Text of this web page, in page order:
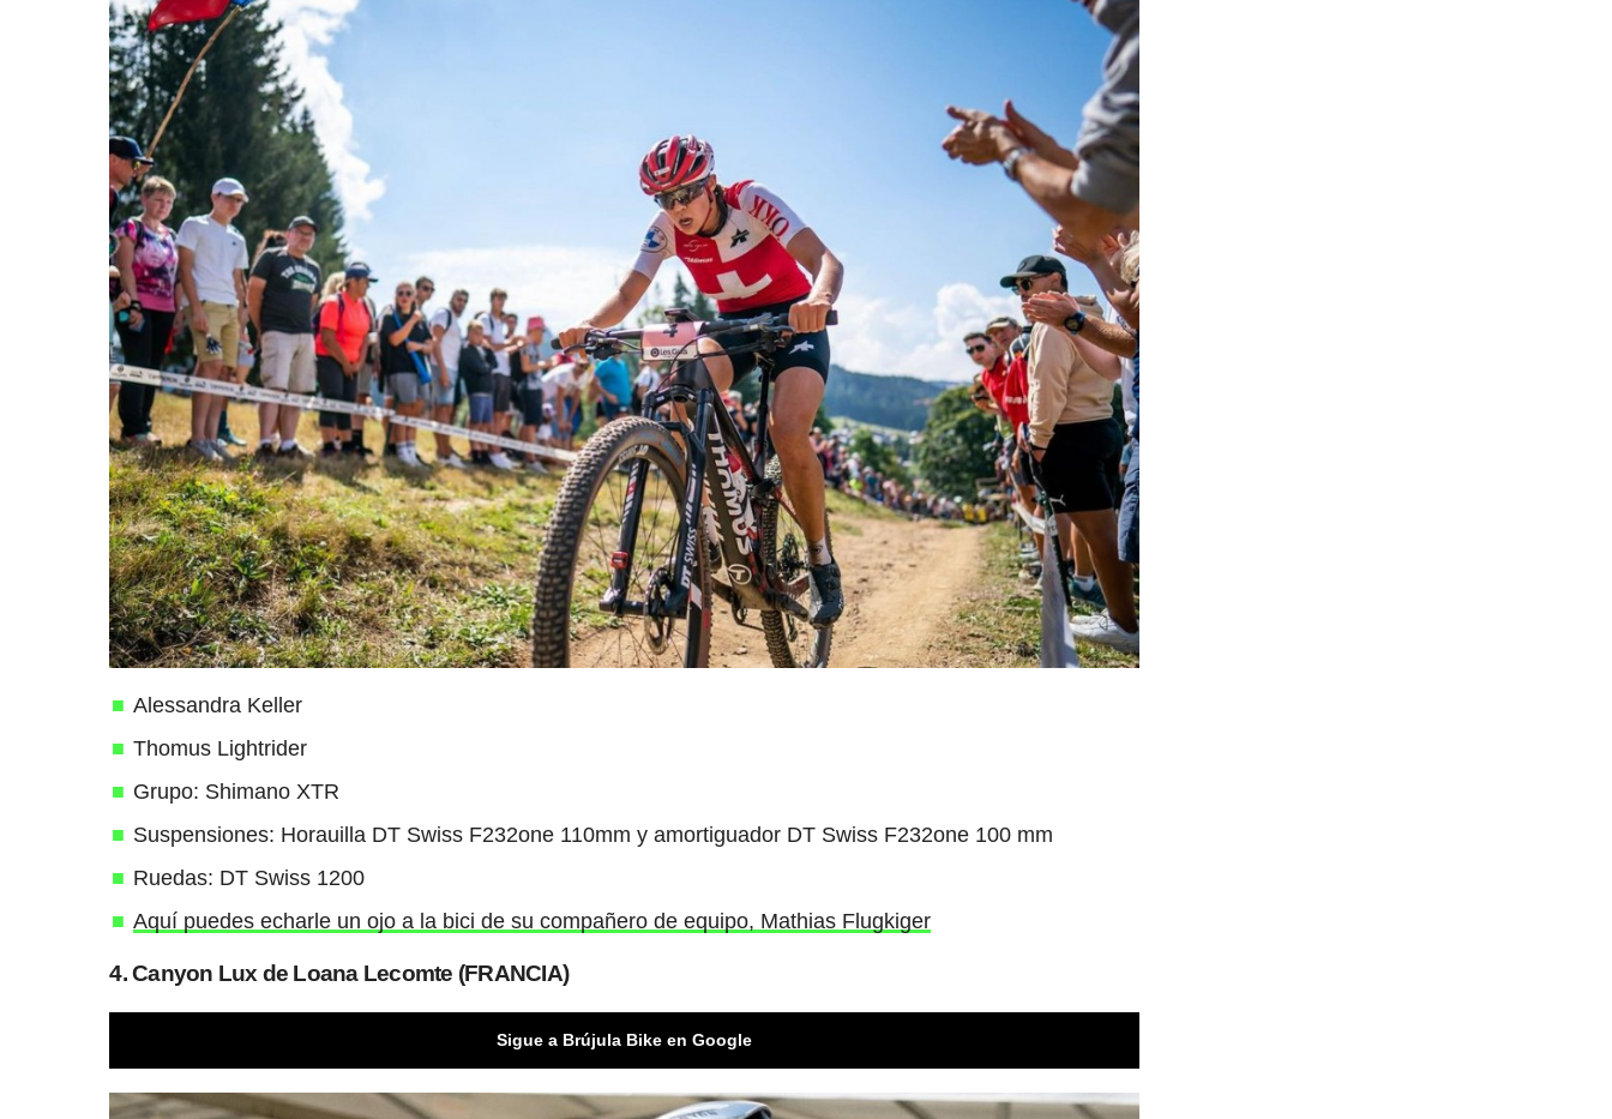
Alessandra Keller
Thomus Lightrider
Grupo: Shimano XTR
Suspensiones: Horauilla DT Swiss F232one 110mm y amortiguador DT Swiss F232one 100 mm
Ruedas: DT Swiss 1200
Aquí puedes echarle un ojo a la bici de su compañero de equipo, Mathias Flugkiger
4. Canyon Lux de Loana Lecomte (FRANCIA)
Sigue a Brújula Bike en Google